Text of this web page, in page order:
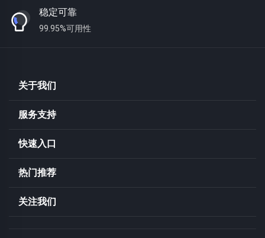
稳定可靠
99.95%可用性
关于我们
服务支持
快速入口
热门推荐
关注我们